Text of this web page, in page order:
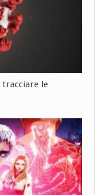
tracciare le